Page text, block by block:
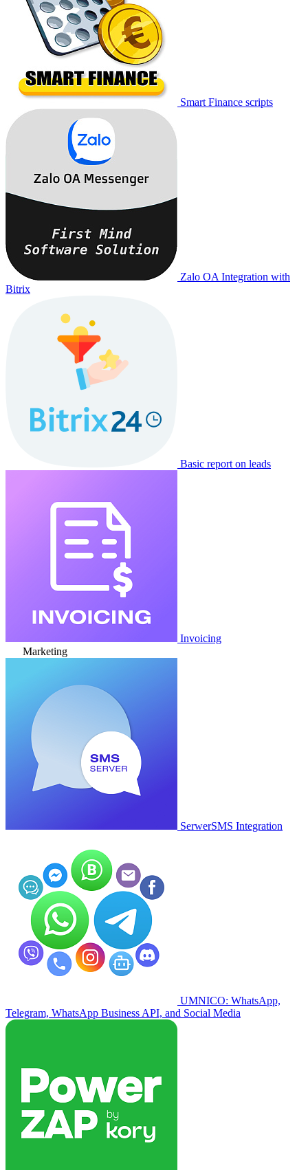
Smart Finance scripts
Zalo OA Integration with
Bitrix
Basic report on leads
Invoicing
Marketing
SerwerSMS Integration
UMNICO: WhatsApp,
Telegram, WhatsApp Business API, and Social Media